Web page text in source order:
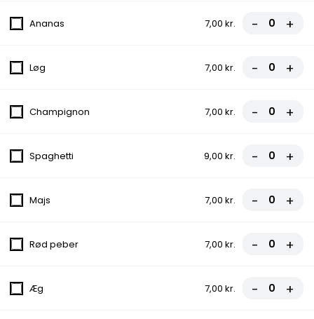
2.Vesuvio Pizza
fra 81,00 kr.
3.Pepperoni Pizza
fra 81,00 kr.
4.Hawaii Pizza
fra 85,00 kr.
5.Fcm Special Pizza
Ananas 7,00 kr. - +
Løg 7,00 kr. - +
Champignon 7,00 kr. - +
Spaghetti 9,00 kr. - +
Majs 7,00 kr. - +
Rød peber 7,00 kr. - +
Æg 7,00 kr. - +